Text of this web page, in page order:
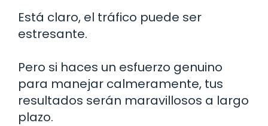
Está claro, el tráfico puede ser
estresante.
Pero si haces un esfuerzo genuino
para manejar calmeramente, tus
resultados serán maravillosos a largo
plazo.